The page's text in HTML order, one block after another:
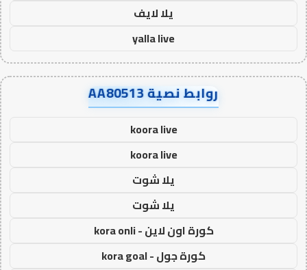
يلا لايف
yalla live
روابط نصية AA80513
koora live
koora live
يلا شوت
يلا شوت
كورة اون لاين - kora onli
كورة جول - kora goal